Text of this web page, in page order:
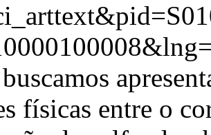
físicas entre o